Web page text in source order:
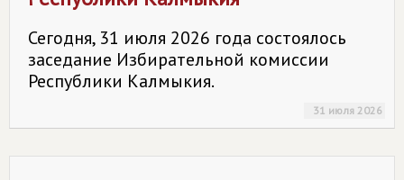
Сегодня, 31 июля 2026 года состоялось
заседание Избирательной комиссии
Республики Калмыкия.
31 июля 2026